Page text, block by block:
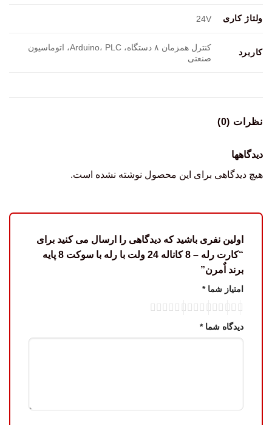
ولتاژ کاری 24V
کاربرد
کنترل همزمان ۸ دستگاه، Arduino، PLC، اتوماسیون
صنعتی
نظرات (0)
دیدگاهها
هیچ دیدگاهی برای این محصول نوشته نشده است.
اولین نفری باشید که دیدگاهی را ارسال می کنید برای
“کارت رله – 8 کاناله 24 ولت با رله با سوکت 8 پایه
برند اٌمرن”
امتیاز شما*
دیدگاه شما*